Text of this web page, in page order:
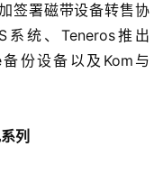
签署磁带设备转售协
系统、Teneros推出
份设备以及Kom与
列